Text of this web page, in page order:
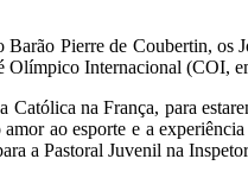
Barão Pierre de Coubertin,
Olímpico Internacional
na França, para
ao esporte e a
a Pastoral Juvenil na